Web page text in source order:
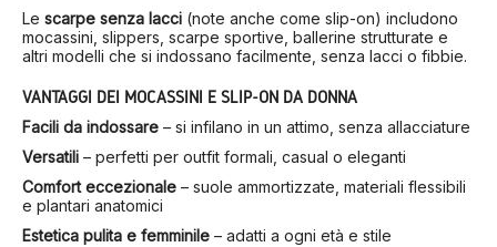
Le scarpe senza lacci (note anche come slip-on) includono
mocassini, slippers, scarpe sportive, ballerine strutturate e
altri modelli che si indossano facilmente, senza lacci o fibbie.
VANTAGGI DEI MOCASSINI E SLIP-ON DA DONNA
Facili da indossare – si infilano in un attimo, senza allacciature
Versatili – perfetti per outfit formali, casual o eleganti
Comfort eccezionale – suole ammortizzate, materiali flessibili
e plantari anatomici
Estetica pulita e femminile – adatti a ogni età e stile